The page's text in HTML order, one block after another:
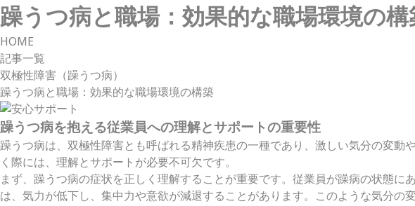
躁うつ病と職場：効果的な職場環境の構
HOME
記事一覧
双極性障害（躁うつ病）
躁うつ病と職場：効果的な職場環境の構築
躁うつ病を抱える従業員への理解とサポートの重要性
躁うつ病は、双極性障害とも呼ばれる精神疾患の一種であり、激しい気分の変
く際には、理解とサポートが必要不可欠です。
まず、躁うつ病の症状を正しく理解することが重要です。従業員が躁病の状態
は、気力が低下し、集中力や意欲が減退することがあります。このような気分